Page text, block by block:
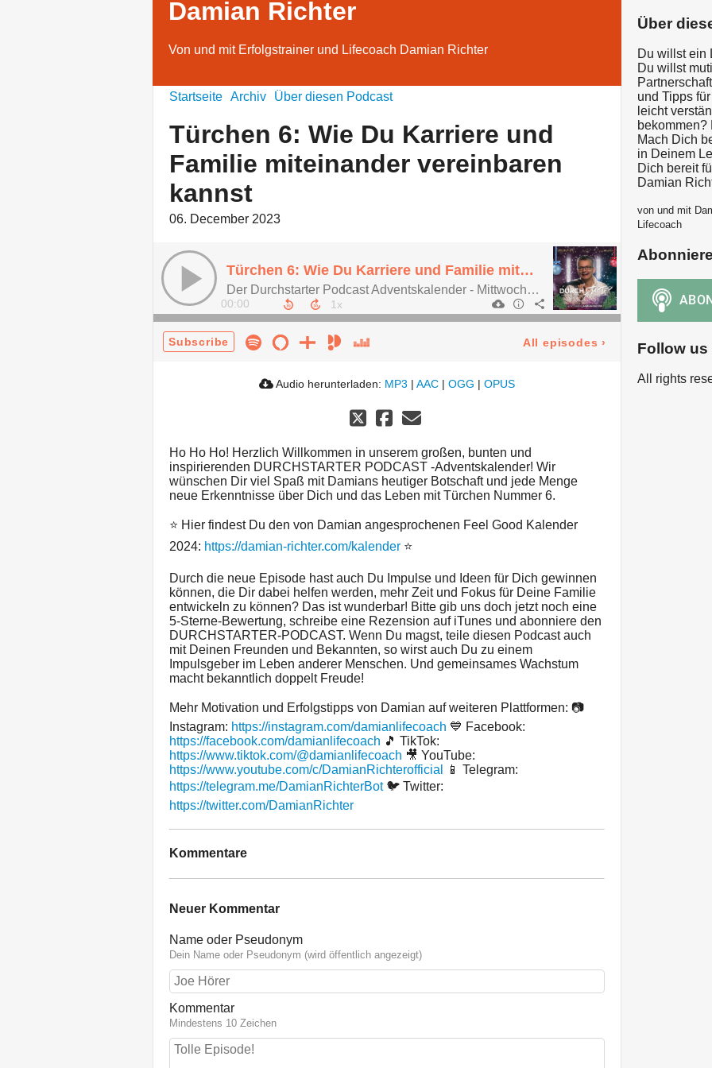
Damian Richter
Von und mit Erfolgstrainer und Lifecoach Damian Richter
Startseite Archiv Über diesen Podcast
Türchen 6: Wie Du Karriere und
Familie miteinander vereinbaren
kannst
06. December 2023
Türchen 6: Wie Du Karriere und Familie miteinander vereinbaren kannst
Der Durchstarter Podcast Adventskalender - Mittwoch, 06. Dezember 2023
00:00
Subscribe All episodes ›
Audio herunterladen: MP3 | AAC | OGG | OPUS
Ho Ho Ho! Herzlich Willkommen in unserem großen, bunten und
inspirierenden DURCHSTARTER PODCAST -Adventskalender! Wir
wünschen Dir viel Spaß mit Damians heutiger Botschaft und jede Menge
neue Erkenntnisse über Dich und das Leben mit Türchen Nummer 6.
⭐️ Hier findest Du den von Damian angesprochenen Feel Good Kalender
2024: https://damian-richter.com/kalender ⭐️
Durch die neue Episode hast auch Du Impulse und Ideen für Dich gewinnen
können, die Dir dabei helfen werden, mehr Zeit und Fokus für Deine Familie
entwickeln zu können? Das ist wunderbar! Bitte gib uns doch jetzt noch eine
5-Sterne-Bewertung, schreibe eine Rezension auf iTunes und abonniere den
DURCHSTARTER-PODCAST. Wenn Du magst, teile diesen Podcast auch
mit Deinen Freunden und Bekannten, so wirst auch Du zu einem
Impulsgeber im Leben anderer Menschen. Und gemeinsames Wachstum
macht bekanntlich doppelt Freude!
Mehr Motivation und Erfolgstipps von Damian auf weiteren Plattformen: 📷
Instagram: https://instagram.com/damianlifecoach 💙 Facebook:
https://facebook.com/damianlifecoach 🎵 TikTok:
https://www.tiktok.com/@damianlifecoach 🎥 YouTube:
https://www.youtube.com/c/DamianRichterofficial
📱 Telegram:
https://telegram.me/DamianRichterBot🐦 Twitter:
https://twitter.com/DamianRichter
Kommentare
Neuer Kommentar
Name oder Pseudonym
Dein Name oder Pseudonym (wird öffentlich angezeigt)
Kommentar
Mindestens 10 Zeichen
Über
Du willst ein
Du willst
und Tipps
leicht
bekommen?
Mach Dich
in Deinem
Dich bereit
Damian
von und mit
Lifecoach
Follow us
All rights